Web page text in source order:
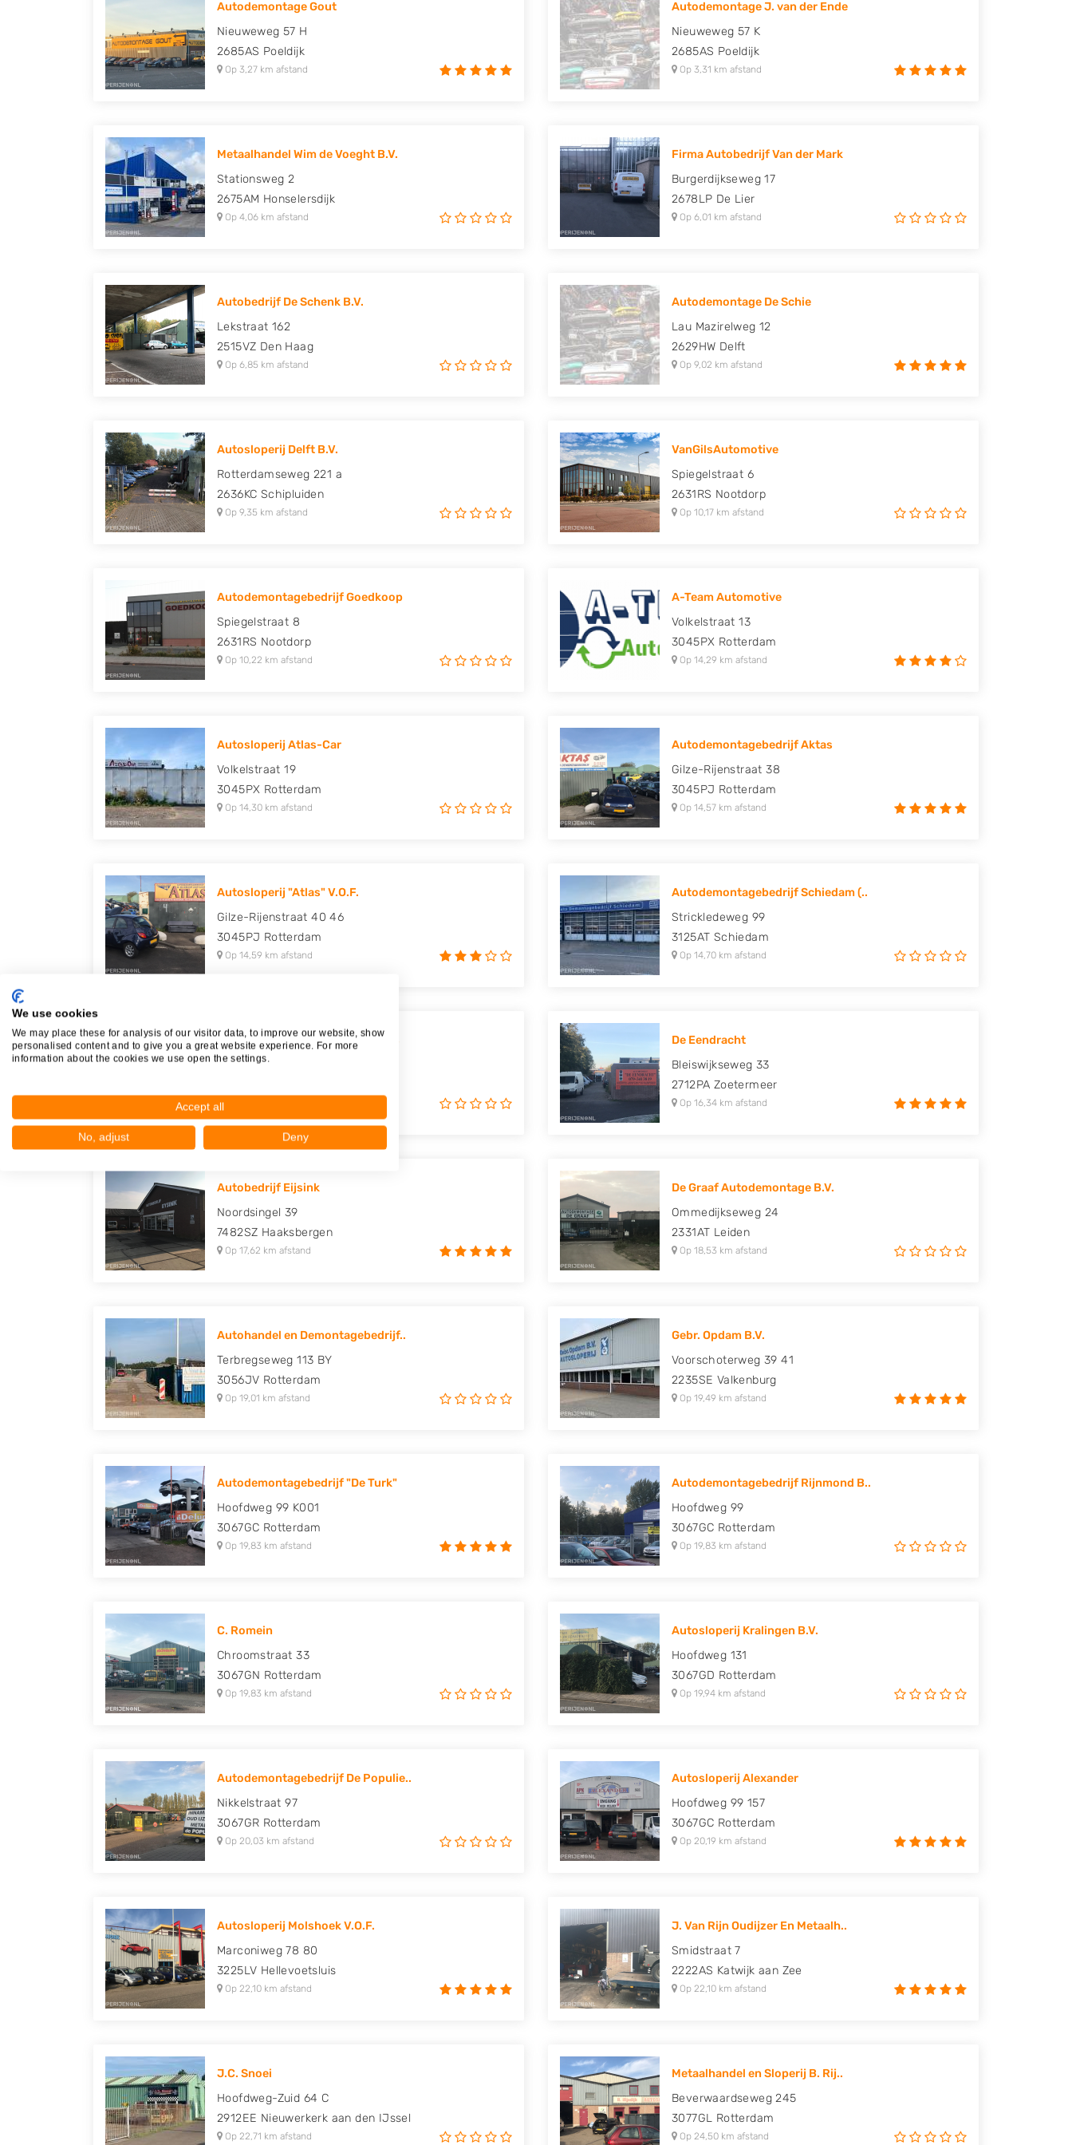
Honda, Hyundai, Kia, Mazda, Mercedes Benz, Mitsubishi, Nissan, Opel,
Peugeot, Porsche, Renault, Seat, Skoda, Suzuki, Tesla, Toyota,
Volkswagen en Volvo.
Autodemontage Gout
Nieuweweg 57 H
2685AS Poeldijk
Op 3,27 km afstand
Autodemontage J. van der Ende
Nieuweweg 57 K
2685AS Poeldijk
Op 3,31 km afstand
Metaalhandel Wim de Voeght B.V.
Stationsweg 2
2675AM Honselersdijk
Op 4,06 km afstand
Firma Autobedrijf Van der Mark
Burgerdijkseweg 17
2678LP De Lier
Op 6,01 km afstand
Autobedrijf De Schenk B.V.
Lekstraat 162
2515VZ Den Haag
Op 6,85 km afstand
Autodemontage De Schie
Lau Mazirelweg 12
2629HW Delft
Op 9,02 km afstand
Autosloperij Delft B.V.
Rotterdamseweg 221 a
2636KC Schipluiden
Op 9,35 km afstand
VanGilsAutomotive
Spiegelstraat 6
2631RS Nootdorp
Op 10,17 km afstand
Autodemontagebedrijf Goedkoop
Spiegelstraat 8
2631RS Nootdorp
Op 10,22 km afstand
A-Team Automotive
Volkelstraat 13
3045PX Rotterdam
Op 14,29 km afstand
Autosloperij Atlas-Car
Volkelstraat 19
3045PX Rotterdam
Op 14,30 km afstand
Autodemontagebedrijf Aktas
Gilze-Rijenstraat 38
3045PJ Rotterdam
Op 14,57 km afstand
Autosloperij "Atlas" V.O.F.
Gilze-Rijenstraat 40 46
3045PJ Rotterdam
Op 14,59 km afstand
Autodemontagebedrijf Schiedam (..
Strickledeweg 99
3125AT Schiedam
Op 14,70 km afstand
Autodemontagebedrijf D.B. Baris
Van Cleeffstraat 1
Op 15,52 km afstand
De Eendracht
Bleiswijkseweg 33
2712PA Zoetermeer
Op 16,34 km afstand
Autobedrijf Eijsink
Noordsingel 39
7482SZ Haaksbergen
Op 17,62 km afstand
De Graaf Autodemontage B.V.
Ommedijkseweg 24
2331AT Leiden
Op 18,53 km afstand
Autohandel en Demontagebedrijf..
Terbregseweg 113 BY
3056JV Rotterdam
Op 19,01 km afstand
Gebr. Opdam B.V.
Voorschoterweg 39 41
2235SE Valkenburg
Op 19,49 km afstand
Autodemontagebedrijf "De Turk"
Hoofdweg 99 K001
3067GC Rotterdam
Op 19,83 km afstand
Autodemontagebedrijf Rijnmond B..
Hoofdweg 99
3067GC Rotterdam
Op 19,83 km afstand
C. Romein
Chroomstraat 33
3067GN Rotterdam
Op 19,83 km afstand
Autosloperij Kralingen B.V.
Hoofdweg 131
3067GD Rotterdam
Op 19,94 km afstand
Autodemontagebedrijf De Populie..
Nikkelstraat 97
3067GR Rotterdam
Op 20,03 km afstand
Autosloperij Alexander
Hoofdweg 99 157
3067GC Rotterdam
Op 20,19 km afstand
Autosloperij Molshoek V.O.F.
Marconiweg 78 80
3225LV Hellevoetsluis
Op 22,10 km afstand
J. Van Rijn Oudijzer En Metaalh..
Smidstraat 7
2222AS Katwijk aan Zee
Op 22,10 km afstand
J.C. Snoei
Hoofdweg-Zuid 64 C
2912EE Nieuwerkerk aan den IJssel
Op 22,71 km afstand
Metaalhandel en Sloperij B. Rij..
Beverwaardseweg 245
3077GL Rotterdam
Op 24,50 km afstand
We use cookies
We may place these for analysis of our visitor data, to improve our website, show
personalised content and to give you a great website experience. For more
information about the cookies we use open the settings.
Accept all
No, adjust Deny